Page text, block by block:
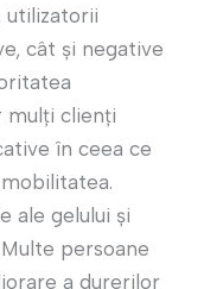
utilizatorii
cât și negative
mulți clienți
în ceea ce
ale gelului și
persoane
a durerilor